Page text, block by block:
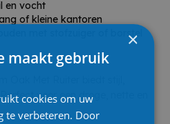
en vocht
of kleine kantoren
met stofzuiger of borstel
Oak Met Ruiter biedt stijl,
voor een droge, nette en
×
maakt gebruik
cookies om uw
te verbeteren. Door